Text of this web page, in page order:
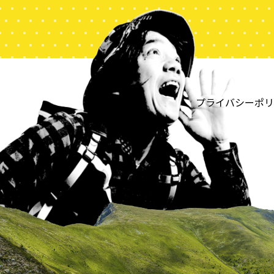
プライバシーポ